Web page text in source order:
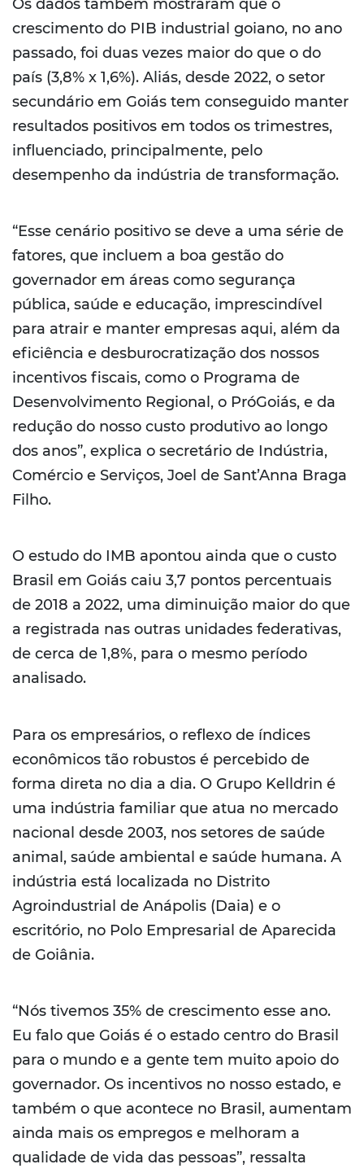
Os dados também mostraram que o
crescimento do PIB industrial goiano, no ano
passado, foi duas vezes maior do que o do
país (3,8% x 1,6%). Aliás, desde 2022, o setor
secundário em Goiás tem conseguido manter
resultados positivos em todos os trimestres,
influenciado, principalmente, pelo
desempenho da indústria de transformação.
“Esse cenário positivo se deve a uma série de
fatores, que incluem a boa gestão do
governador em áreas como segurança
pública, saúde e educação, imprescindível
para atrair e manter empresas aqui, além da
eficiência e desburocratização dos nossos
incentivos fiscais, como o Programa de
Desenvolvimento Regional, o PróGoiás, e da
redução do nosso custo produtivo ao longo
dos anos”, explica o secretário de Indústria,
Comércio e Serviços, Joel de Sant’Anna Braga
Filho.
O estudo do IMB apontou ainda que o custo
Brasil em Goiás caiu 3,7 pontos percentuais
de 2018 a 2022, uma diminuição maior do que
a registrada nas outras unidades federativas,
de cerca de 1,8%, para o mesmo período
analisado.
Para os empresários, o reflexo de índices
econômicos tão robustos é percebido de
forma direta no dia a dia. O Grupo Kelldrin é
uma indústria familiar que atua no mercado
nacional desde 2003, nos setores de saúde
animal, saúde ambiental e saúde humana. A
indústria está localizada no Distrito
Agroindustrial de Anápolis (Daia) e o
escritório, no Polo Empresarial de Aparecida
de Goiânia.
“Nós tivemos 35% de crescimento esse ano.
Eu falo que Goiás é o estado centro do Brasil
para o mundo e a gente tem muito apoio do
governador. Os incentivos no nosso estado, e
também o que acontece no Brasil, aumentam
ainda mais os empregos e melhoram a
qualidade de vida das pessoas”, ressalta